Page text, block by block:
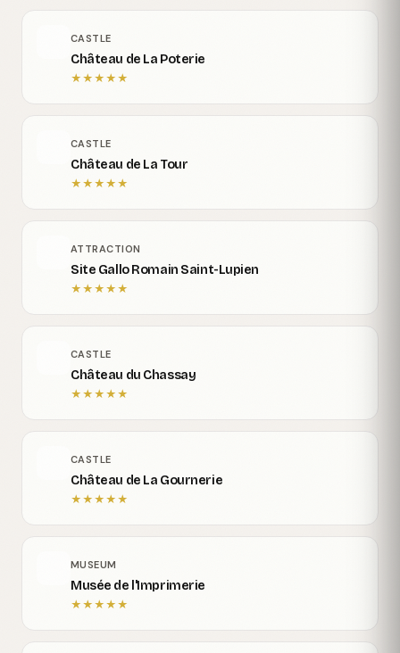
CASTLE
Château de La Poterie
★★★★★
CASTLE
Château de La Tour
★★★★★
ATTRACTION
Site Gallo Romain Saint-Lupien
★★★★★
CASTLE
Château du Chassay
★★★★★
CASTLE
Château de La Gournerie
★★★★★
MUSEUM
Musée de l'Imprimerie
★★★★★